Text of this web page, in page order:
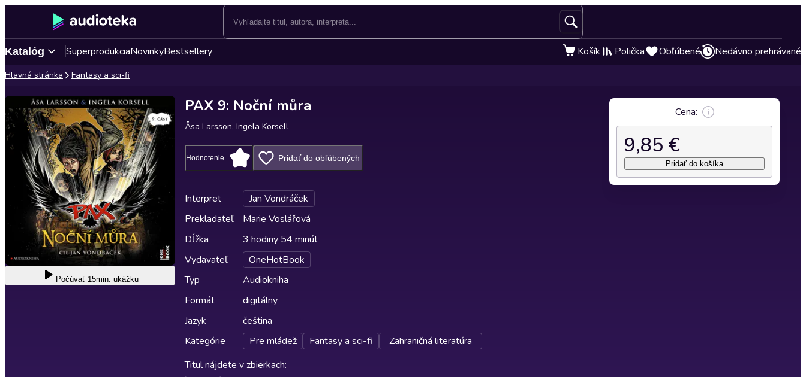
Katalóg SuperprodukciaNovinkyBestsellery Košík Polička Obľúbené Nedávno prehrávané
Hlavná stránka Fantasy a sci-fi
Počúvať 15min. ukážku
PAX 9: Noční můra
Åsa Larsson, Ingela Korsell
Hodnotenie Pridať do obľúbených
Interpret
Jan Vondráček
Prekladateľ
Marie Voslářová
Dĺžka
3 hodiny 54 minút
Vydavateľ
OneHotBook
Typ
Audiokniha
Formát
digitálny
Jazyk
čeština
Kategórie
Pre mládež Fantasy a sci-fi
Zahraničná literatúra
Titul nájdete v zbierkach:
Cena:
9,85 €
Pridať do košíka